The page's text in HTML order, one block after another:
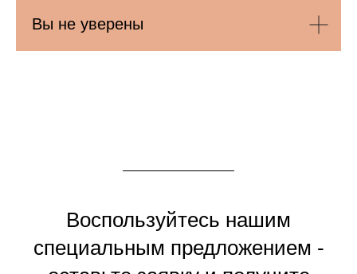
Вы не уверены
Воспользуйтесь нашим
специальным предложением -